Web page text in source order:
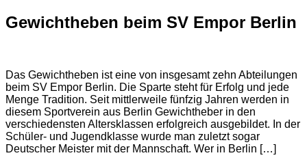
Gewichtheben beim SV Empor Berlin
Das Gewichtheben ist eine von insgesamt zehn Abteilungen
beim SV Empor Berlin. Die Sparte steht für Erfolg und jede
Menge Tradition. Seit mittlerweile fünfzig Jahren werden in
diesem Sportverein aus Berlin Gewichtheber in den
verschiedensten Altersklassen erfolgreich ausgebildet. In der
Schüler- und Jugendklasse wurde man zuletzt sogar
Deutscher Meister mit der Mannschaft. Wer in Berlin […]